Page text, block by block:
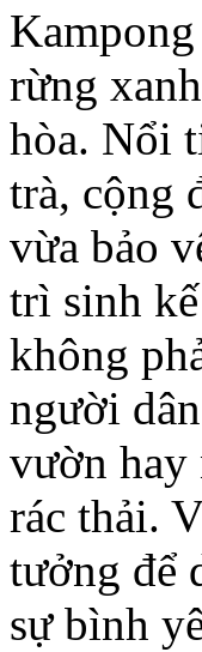
rừng
hòa. Nổi
trà, cộng
vừa bảo
trì sinh
không
người
vườn hay
rác thải.
tưởng để
sự bình